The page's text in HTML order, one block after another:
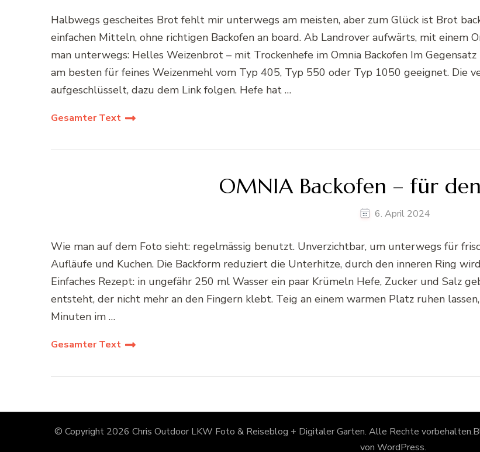
Halbwegs gescheites Brot fehlt mir unterwegs am meisten, aber zum Glück ist Brot
einfachen Mitteln, ohne richtigen Backofen an board. Ab Landrover aufwärts, mit einem
man unterwegs: Helles Weizenbrot – mit Trockenhefe im Omnia Backofen Im
am besten für feines Weizenmehl vom Typ 405, Typ 550 oder Typ 1050 geeignet. Die
aufgeschlüsselt, dazu dem Link folgen. Hefe hat …
Gesamter Text
OMNIA Backofen – für
6. April 2024
Wie man auf dem Foto sieht: regelmässig benutzt. Unverzichtbar, um unterwegs für
Aufläufe und Kuchen. Die Backform reduziert die Unterhitze, durch den inneren Ring
Einfaches Rezept: in ungefähr 250 ml Wasser ein paar Krümeln Hefe, Zucker und Salz
entsteht, der nicht mehr an den Fingern klebt. Teig an einem warmen Platz ruhen
Minuten im …
Gesamter Text
© Copyright 2026 Chris Outdoor LKW Foto & Reiseblog + Digitaler Garten. Alle Rechte vorbehalten.
von WordPress.